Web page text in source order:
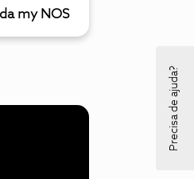
my NOS
Precisa de ajuda?